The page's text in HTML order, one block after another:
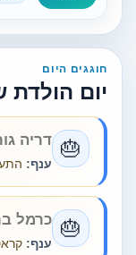
חוגגים היום
יום
🎂 דריה
ענף:
🎂 כרמל
ענף: